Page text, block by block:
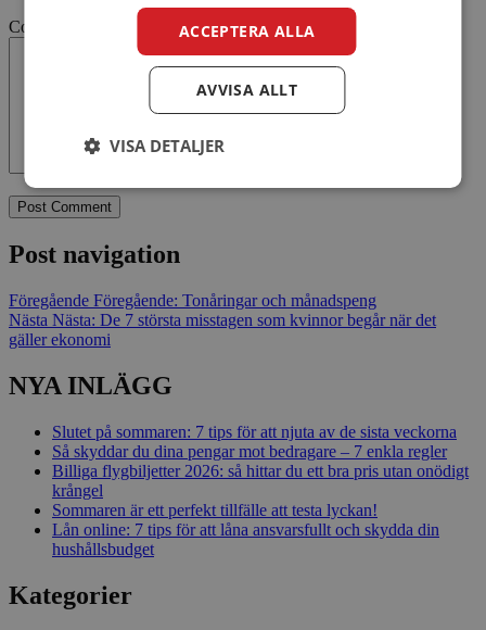
Comment
Post navigation
Föregående Föregående: Tonåringar och månadspeng
Nästa Nästa: De 7 största misstagen som kvinnor begår när det
gäller ekonomi
NYA INLÄGG
Slutet på sommaren: 7 tips för att njuta av de sista veckorna
Så skyddar du dina pengar mot bedragare – 7 enkla regler
Billiga flygbiljetter 2026: så hittar du ett bra pris utan onödigt
krångel
Sommaren är ett perfekt tillfälle att testa lyckan!
Lån online: 7 tips för att låna ansvarsfullt och skydda din
hushållsbudget
Kategorier
ACCEPTERA ALLA
AVVISA ALLT
VISA DETALJER